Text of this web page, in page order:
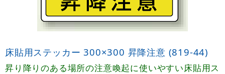
床貼用ステッカー 300×300 昇降注意 (819-44)
昇り降りのある場所の注意喚起に使いやすい床貼用ス